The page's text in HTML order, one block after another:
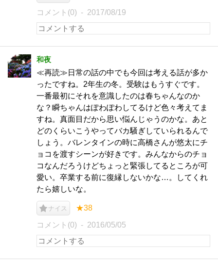
コメント(0) 2017/08/19
和夜
≪再読≫日常の話の中でも今回は考える話が多か
ったですね。2年生の冬。受験はもうすぐです。
一番最初にそれを意識したのは春ちゃんなのか
な？瞬ちゃんはぽわぽわしてるけど色々考えてま
すね。真面目だから思い悩んじゃうのかな。あと
どのくらいこうやってバカ騒ぎしていられるんで
しょう。バレンタインの時に高橋さんが悠太にチ
ョコを渡すシーンが好きです。みんなからのチョ
コなんだろうけどちょっと緊張してるところが可
愛い。卒業する前に復縁しないかな…。してくれ
たら嬉しいな。
ナイス ★38
コメント(0) 2016/05/05